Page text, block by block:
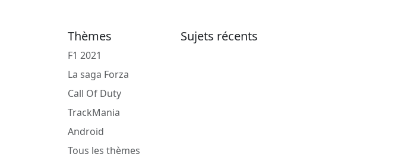
Thèmes
F1 2021
La saga Forza
Call Of Duty
TrackMania
Android
Tous les thèmes
Sujets récents